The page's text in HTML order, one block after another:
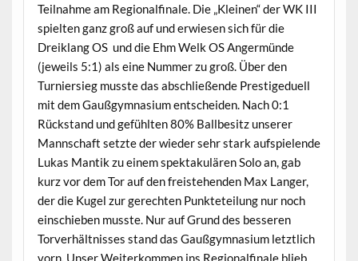
Teilnahme am Regionalfinale. Die „Kleinen“ der WK III
spielten ganz groß auf und erwiesen sich für die
Dreiklang OS und die Ehm Welk OS Angermünde
(jeweils 5:1) als eine Nummer zu groß. Über den
Turniersieg musste das abschließende Prestigeduell
mit dem Gaußgymnasium entscheiden. Nach 0:1
Rückstand und gefühlten 80% Ballbesitz unserer
Mannschaft setzte der wieder sehr stark aufspielende
Lukas Mantik zu einem spektakulären Solo an, gab
kurz vor dem Tor auf den freistehenden Max Langer,
der die Kugel zur gerechten Punkteteilung nur noch
einschieben musste. Nur auf Grund des besseren
Torverhältnisses stand das Gaußgymnasium letztlich
vorn. Unser Weiterkommen ins Regionalfinale blieb